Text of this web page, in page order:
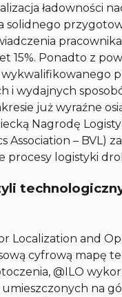
ładowności
solidnego
15%. Ponadto z
i wydajnych
już wyraźne
Nagrodę
Association – BVL)
procesy logistyki
Localization and
cyfrową mapę
@ILO
na